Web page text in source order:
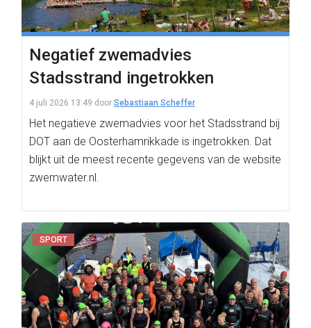
Negatief zwemadvies
Stadsstrand ingetrokken
4 juli 2026 13:49 door Sebastiaan Scheffer
Het negatieve zwemadvies voor het Stadsstrand bij
DOT aan de Oosterhamrikkade is ingetrokken. Dat
blijkt uit de meest recente gegevens van de website
zwemwater.nl.
SPORT